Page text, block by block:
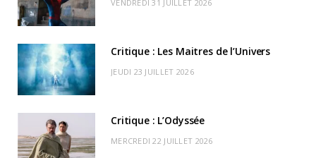
)
VENDREDI 31 JUILLET 2026
Critique : Les Maitres de l’Univers
JEUDI 23 JUILLET 2026
Critique : L’Odyssée
MERCREDI 22 JUILLET 2026